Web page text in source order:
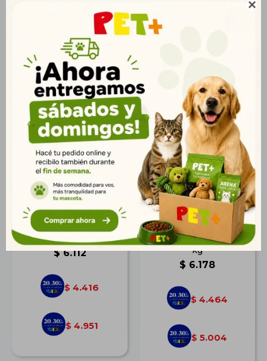

Productos que te pueden interesar
Sera Raffy P 2 kg Stick
$ 6.112
$ 4.416
$ 4.951
N&D Ocean Feline
Salmon Adult Cast. 7,5
kg
$ 6.178
$ 4.464
$ 5.004